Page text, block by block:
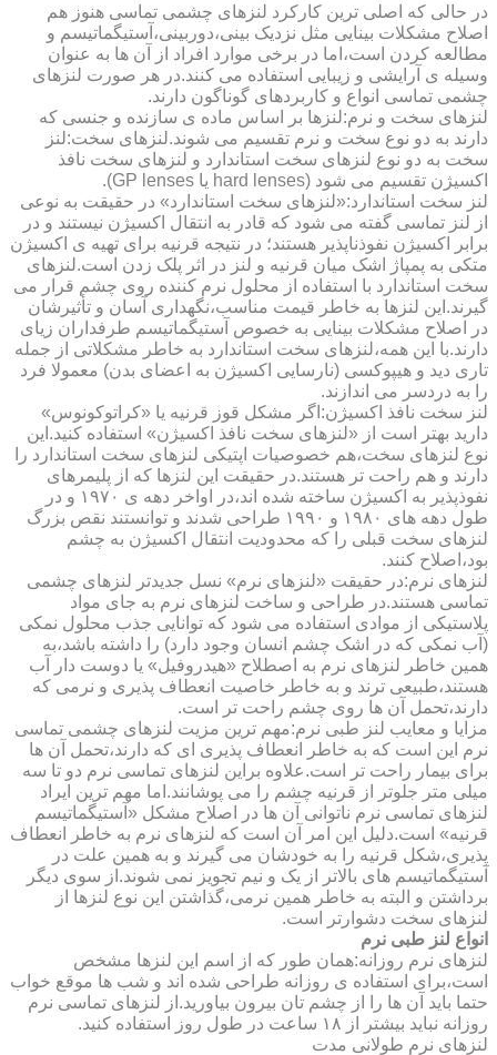
در حالی که اصلی ترین کارکرد لنزهای چشمی تماسی هنوز هم
اصلاح مشکلات بینایی مثل نزدیک بینی،دوربینی،آستیگماتیسم و
مطالعه کردن است،اما در برخی موارد افراد از آن ها به عنوان
وسیله ی آرایشی و زیبایی استفاده می کنند.در هر صورت لنزهای
چشمی تماسی انواع و کاربردهای گوناگون دارند.
لنزهای سخت و نرم:لنزها بر اساس ماده ی سازنده و جنسی که
دارند به دو نوع سخت و نرم تقسیم می شوند.لنزهای سخت:لنز
سخت به دو نوع لنزهای سخت استاندارد و لنزهای سخت نافذ
اکسیژن تقسیم می شود (hard lenses یا GP lenses).
لنز سخت استاندارد:«لنزهای سخت استاندارد» در حقیقت به نوعی
از لنز تماسی گفته می شود که قادر به انتقال اکسیژن نیستند و در
برابر اکسیژن نفوذناپذیر هستند؛ در نتیجه قرنیه برای تهیه ی اکسیژن
متکی به پمپاژ اشک میان قرنیه و لنز در اثر پلک زدن است.لنزهای
سخت استاندارد با استفاده از محلول نرم کننده روی چشم قرار می
گیرند.این لنزها به خاطر قیمت مناسب،نگهداری آسان و تأثیرشان
در اصلاح مشکلات بینایی به خصوص آستیگماتیسم طرفداران زیای
دارند.با این همه،لنزهای سخت استاندارد به خاطر مشکلاتی از جمله
تاری دید و هیپوکسی (نارسایی اکسیژن به اعضای بدن) معمولا فرد
را به دردسر می اندازند.
لنز سخت نافذ اکسیژن:اگر مشکل قوز قرنیه یا «کراتوکونوس»
دارید بهتر است از «لنزهای سخت نافذ اکسیژن» استفاده کنید.این
نوع لنزهای سخت،هم خصوصیات اپتیکی لنزهای سخت استاندارد را
دارند و هم راحت تر هستند.در حقیقت این لنزها که از پلیمرهای
نفوذپذیر به اکسیژن ساخته شده اند،در اواخر دهه ی ۱۹۷۰ و در
طول دهه های ۱۹۸۰ و ۱۹۹۰ طراحی شدند و توانستند نقص بزرگ
لنزهای سخت قبلی را که محدودیت انتقال اکسیژن به چشم
بود،اصلاح کنند.
لنزهای نرم:در حقیقت «لنزهای نرم» نسل جدیدتر لنزهای چشمی
تماسی هستند.در طراحی و ساخت لنزهای نرم به جای مواد
پلاستیکی از موادی استفاده می شود که توانایی جذب محلول نمکی
(آب نمکی که در اشک چشم انسان وجود دارد) را داشته باشد،به
همین خاطر لنزهای نرم به اصطلاح «هیدروفیل» یا دوست دار آب
هستند،طبیعی ترند و به خاطر خاصیت انعطاف پذیری و نرمی که
دارند،تحمل آن ها روی چشم راحت تر است.
مزایا و معایب لنز طبی نرم:مهم ترین مزیت لنزهای چشمی تماسی
نرم این است که به خاطر انعطاف پذیری ای که دارند،تحمل آن ها
برای بیمار راحت تر است.علاوه براین لنزهای تماسی نرم دو تا سه
میلی متر جلوتر از قرنیه چشم را می پوشانند.اما مهم ترین ایراد
لنزهای تماسی نرم ناتوانی آن ها در اصلاح مشکل «آستیگماتیسم
قرنیه» است.دلیل این امر آن است که لنزهای نرم به خاطر انعطاف
پذیری،شکل قرنیه را به خودشان می گیرند و به همین علت در
آستیگماتیسم های بالاتر از یک و نیم تجویز نمی شوند.از سوی دیگر
برداشتن و البته به خاطر همین نرمی،گذاشتن این نوع لنزها از
لنزهای سخت دشوارتر است.
انواع لنز طبی نرم
لنزهای نرم روزانه:همان طور که از اسم این لنزها مشخص
است،برای استفاده ی روزانه طراحی شده اند و شب ها موقع خواب
حتما باید آن ها را از چشم تان بیرون بیاورید.از لنزهای تماسی نرم
روزانه نباید بیشتر از ۱۸ ساعت در طول روز استفاده کنید.
لنزهای نرم طولانی مدت